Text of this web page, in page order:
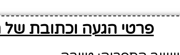
פרטי הגעה וכתובת של